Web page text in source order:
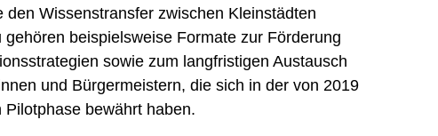
den Wissenstransfer zwischen Kleinstädten
beispielsweise Formate zur Förderung
sowie zum langfristigen Austausch
und Bürgermeistern, die sich in der von 2019
Pilotphase bewährt haben.